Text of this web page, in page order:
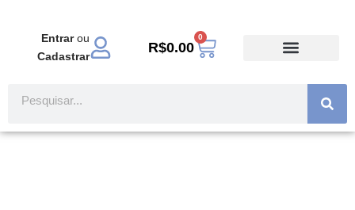
Entrarou
Cadastrar
R$0.00
0
Carrinho